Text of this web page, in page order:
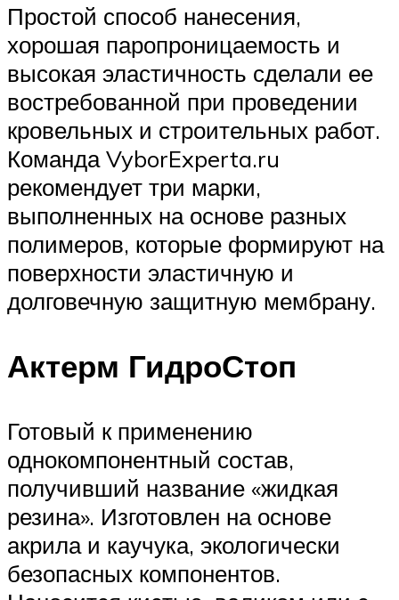
Простой способ нанесения,
хорошая паропроницаемость и
высокая эластичность сделали ее
востребованной при проведении
кровельных и строительных работ.
Команда VyborExperta.ru
рекомендует три марки,
выполненных на основе разных
полимеров, которые формируют на
поверхности эластичную и
долговечную защитную мембрану.
Актерм ГидроСтоп
Готовый к применению
однокомпонентный состав,
получивший название «жидкая
резина». Изготовлен на основе
акрила и каучука, экологически
безопасных компонентов.